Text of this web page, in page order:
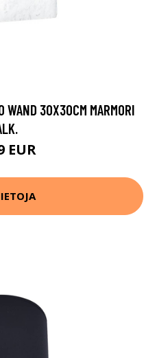
WAND 30X30CM MARMORI
EUR